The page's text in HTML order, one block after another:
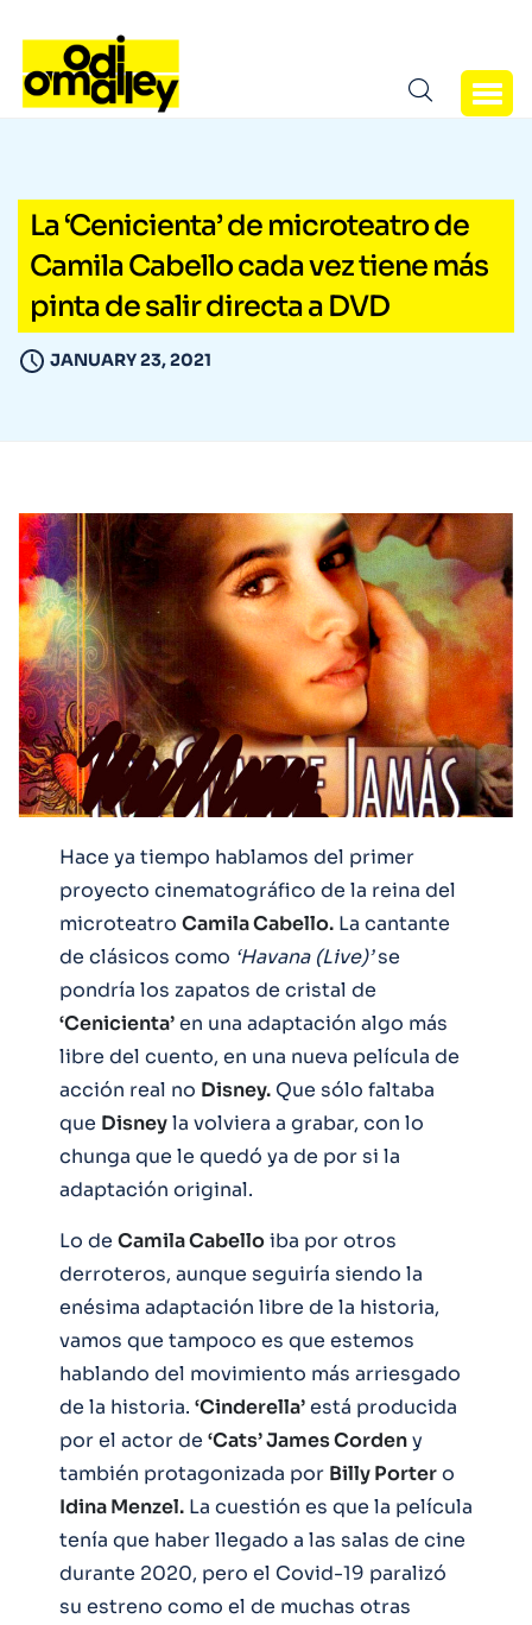
La ‘Cenicienta’ de microteatro de
Camila Cabello cada vez tiene más
pinta de salir directa a DVD
JANUARY 23, 2021
Hace ya tiempo hablamos del primer
proyecto cinematográfico de la reina del
microteatro Camila Cabello. La cantante
de clásicos como ‘Havana (Live)’se
pondría los zapatos de cristal de
‘Cenicienta’en una adaptación algo más
libre del cuento, en una nueva película de
acción real no Disney. Que sólo faltaba
que Disneyla volviera a grabar, con lo
chunga que le quedó ya de por si la
adaptación original.
Lo de Camila Cabelloiba por otros
derroteros, aunque seguiría siendo la
enésima adaptación libre de la historia,
vamos que tampoco es que estemos
hablando del movimiento más arriesgado
de la historia. ‘Cinderella’está producida
por el actor de ‘Cats’ James Cordeny
también protagonizada por Billy Portero
Idina Menzel. La cuestión es que la película
tenía que haber llegado a las salas de cine
durante 2020, pero el Covid-19 paralizó
su estreno como el de muchas otras